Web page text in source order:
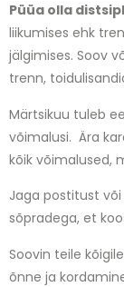
Püüa olla
liikumises ehk
jälgimises. Soov
trenn,
Märtsikuu tuleb
võimalusi. Ära
kõik võimalused,
Jaga postitust
sõpradega, et
Soovin teile
õnne ja